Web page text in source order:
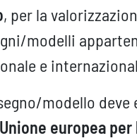
, per la
modelli
e
modello deve
europea